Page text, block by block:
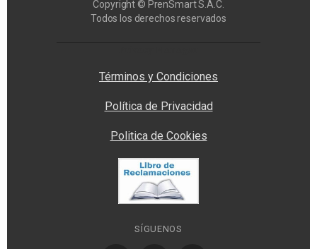
Copyright © PrenSmart S.A.C.
Todos los derechos reservados
Términos y Condiciones
Política de Privacidad
Politica de Cookies
SÍGUENOS